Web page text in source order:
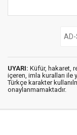
UYARI: Küfür, hakaret,
içeren, imla kuralları ile
Türkçe karakter
onaylanmamaktadır.